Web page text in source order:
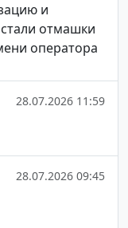
и
отмашки
оператора
28.07.2026 11:59
28.07.2026 09:45